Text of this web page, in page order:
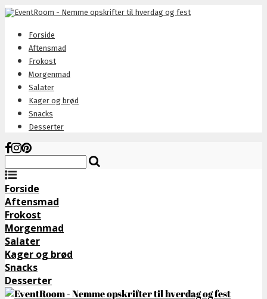
Forside
Aftensmad
Frokost
Morgenmad
Salater
Kager og brød
Snacks
Desserter
Forside
Aftensmad
Frokost
Morgenmad
Salater
Kager og brød
Snacks
Desserter